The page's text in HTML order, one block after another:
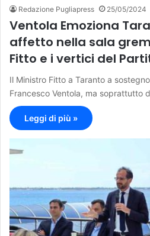
Redazione Pugliapress 25/05/2024
Ventola Emoziona
affetto nella sala
Fitto e i vertici del
Il Ministro Fitto a Taranto a
Francesco Ventola, ma soprattutto
Leggi di più »